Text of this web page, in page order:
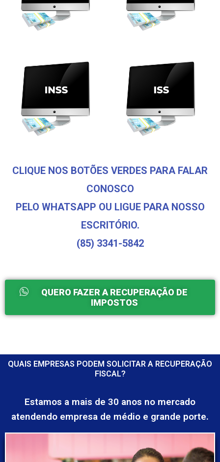
CLIQUE NOS BOTÕES VERDES PARA FALAR
CONOSCO
PELO WHATSAPP OU LIGUE PARA NOSSO
ESCRITÓRIO.
(85) 3341-5842
QUERO FAZER A RECUPERAÇÃO DE
IMPOSTOS
QUAIS EMPRESAS PODEM SOLICITAR A RECUPERAÇÃO
FISCAL?
Estamos a mais de 30 anos no mercado
atendendo empresa de médio e grande porte.